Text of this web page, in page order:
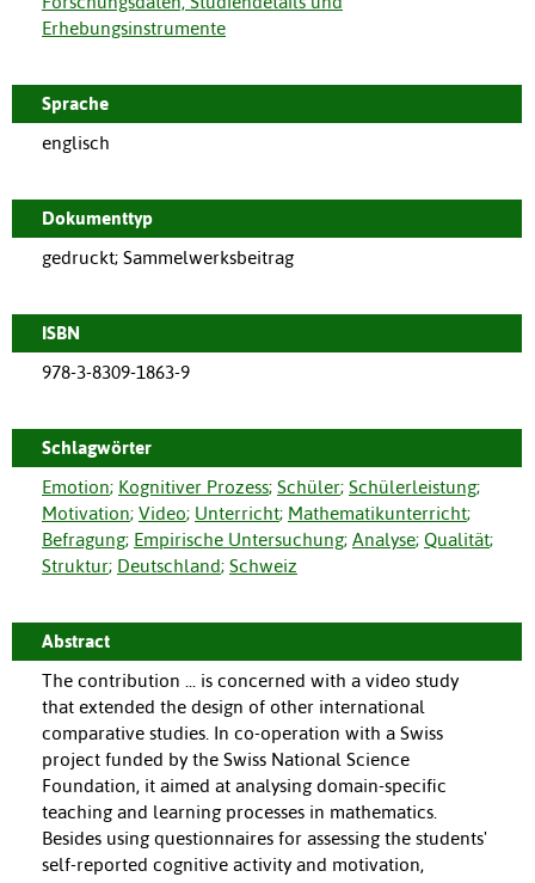
Erhebungsinstrumente
Sprache
englisch
Dokumenttyp
gedruckt; Sammelwerksbeitrag
ISBN
978-3-8309-1863-9
Schlagwörter
Emotion; Kognitiver Prozess; Schüler; Schülerleistung;
Motivation; Video; Unterricht; Mathematikunterricht;
Befragung; Empirische Untersuchung; Analyse; Qualität;
Struktur; Deutschland; Schweiz
Abstract
The contribution ... is concerned with a video study
that extended the design of other international
comparative studies. In co-operation with a Swiss
project funded by the Swiss National Science
Foundation, it aimed at analysing domain-specific
teaching and learning processes in mathematics.
Besides using questionnaires for assessing the students'
self-reported cognitive activity and motivation,